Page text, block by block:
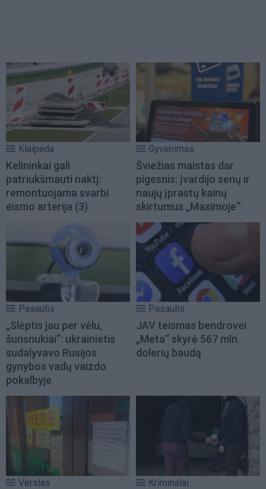
Klaipėda
Kelininkai gali
patriukšmauti naktį:
remontuojama svarbi
eismo arterija (3)
Gyvenimas
Šviežias maistas dar
pigesnis: įvardijo senų ir
naujų įprastų kainų
skirtumus „Maximoje“
Pasaulis
„Slėptis jau per vėlu,
šunsnukiai“: ukrainietis
sudalyvavo Rusijos
gynybos vadų vaizdo
pokalbyje
Pasaulis
JAV teismas bendrovei
„Meta“ skyrė 567 mln.
dolerių baudą
Verslas Kriminalai